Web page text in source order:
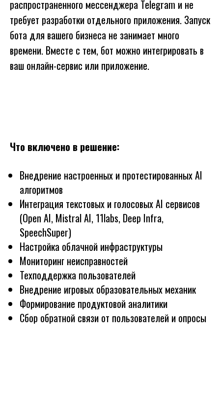
распространенного мессенджера Telegram и не
требует разработки отдельного приложения. Запуск
бота для вашего бизнеса не занимает много
времени. Вместе с тем, бот можно интегрировать в
ваш онлайн-сервис или приложение.
Что включено в решение:
Внедрение настроенных и протестированных AI
алгоритмов
Интеграция текстовых и голосовых AI сервисов
(Open AI, Mistral AI, 11labs, Deep Infra,
SpeechSuper)
Настройка облачной инфраструктуры
Мониторинг неисправностей
Техподдержка пользователей
Внедрение игровых образовательных механик
Формирование продуктовой аналитики
Сбор обратной связи от пользователей и опросы